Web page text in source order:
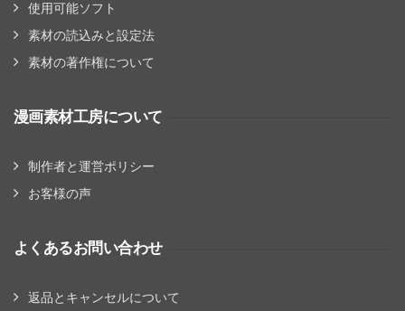
使用可能ソフト
素材の読込みと設定法
素材の著作権について
漫画素材工房について
制作者と運営ポリシー
お客様の声
よくあるお問い合わせ
返品とキャンセルについて